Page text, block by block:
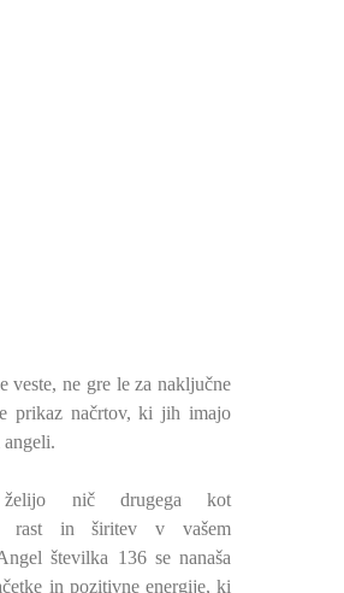
veste, ne gre le za naključne
prikaz načrtov, ki jih imajo
angeli.
nič drugega kot
rast in širitev v vašem
številka 136 se nanaša
in pozitivne energije, ki